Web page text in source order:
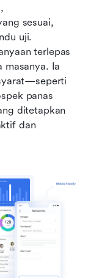
sesuai,
terlepas
masanya. Ia
panas
ditetapkan
dan